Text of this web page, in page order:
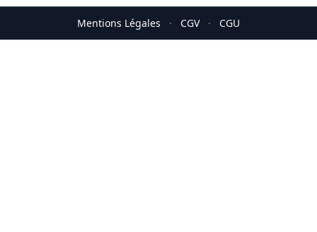
Mentions Légales · CGV · CGU